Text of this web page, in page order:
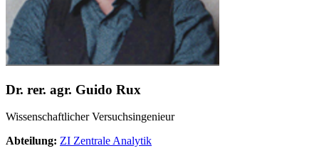
Dr. rer. agr. Guido Rux
Wissenschaftlicher Versuchsingenieur
Abteilung: ZI Zentrale Analytik